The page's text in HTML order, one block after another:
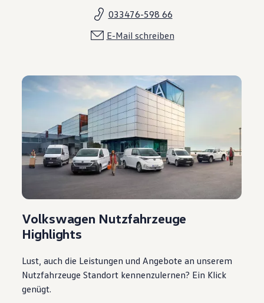
033476-598 66
E-Mail schreiben
Volkswagen Nutzfahrzeuge
Highlights
Lust, auch die Leistungen und Angebote an unserem
Nutzfahrzeuge Standort kennenzulernen? Ein Klick
genügt.